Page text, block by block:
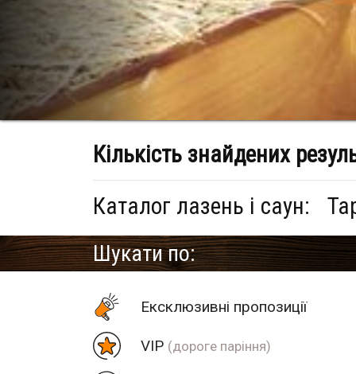
Кількість знайдених
Каталог лазень і саун:
Шукати по:
Eксклюзивні пропозиції
VIP (дороге паріння)